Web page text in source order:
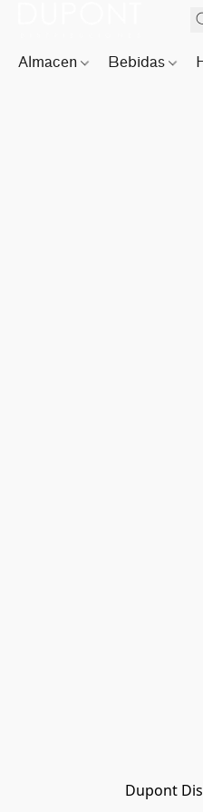
Almacen Bebidas
Dupont